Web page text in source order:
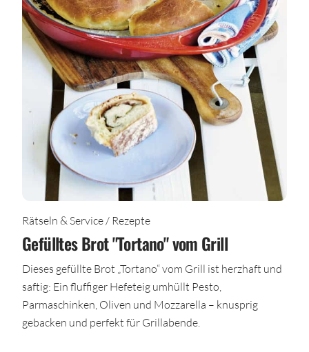
Rätseln & Service / Rezepte
Gefülltes Brot "Tortano" vom Grill
Dieses gefüllte Brot „Tortano“ vom Grill ist herzhaft und
saftig: Ein fluffiger Hefeteig umhüllt Pesto,
Parmaschinken, Oliven und Mozzarella – knusprig
gebacken und perfekt für Grillabende.